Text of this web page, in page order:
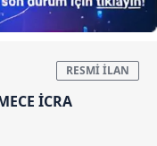
İCRA